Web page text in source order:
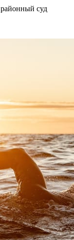
суд